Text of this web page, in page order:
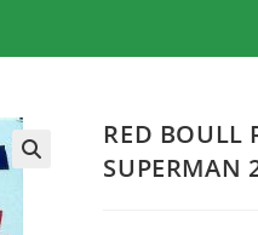
RED BOULL
SUPERMAN